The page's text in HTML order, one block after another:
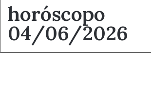
horóscopo
04/06/2026